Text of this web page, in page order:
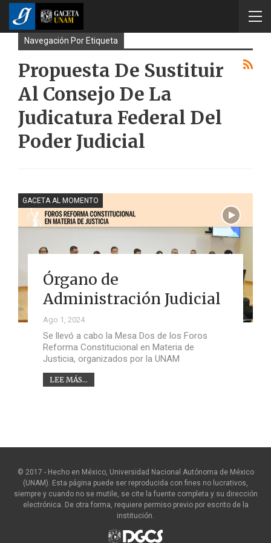
Navegación Por Etiqueta
Propuesta De Sustituir
Al Consejo De La
Judicatura Federal Del
Poder Judicial
GACETA AL MOMENTO
Órgano de
Administración Judicial
Ago 1, 2024
Se llevó a cabo la Mesa Dos de los Foros
Reforma Constitucional en Materia de
Justicia, organizados por la UNAM
LEE MÁS...
© 2017 - Hecho en México, Universidad Nacional Autónoma de México
(UNAM). Esta página puede ser reproducida con fines no lucrativos,
siempre y cuando no se mutile, se cite la fuente completa y su dirección
electrónica. De otra forma, requiere permiso previo por escrito de la
institución.